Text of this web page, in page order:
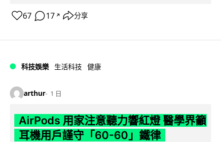
67 17 ↗ 分享
科技娛樂 生活科技 健康
arthur 1 日
AirPods 用家注意聽力響紅燈 醫學界籲
耳機用戶謹守「60-60」鐵律